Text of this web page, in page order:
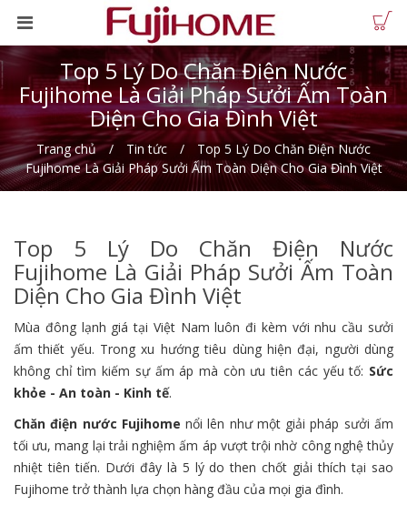
Top 5 Lý Do Chăn Điện Nước
Fujihome Là Giải Pháp Sưởi Ấm Toàn
Diện Cho Gia Đình Việt
Trang chủ Tin tức
Top 5 Lý Do Chăn Điện Nước
Fujihome Là Giải Pháp Sưởi Ấm Toàn Diện Cho Gia Đình Việt
Top 5 Lý Do Chăn Điện Nước
Fujihome Là Giải Pháp Sưởi Ấm Toàn
Diện Cho Gia Đình Việt
Mùa đông lạnh giá tại Việt Nam luôn đi kèm với nhu cầu sưởi
ấm thiết yếu. Trong xu hướng tiêu dùng hiện đại, người dùng
không chỉ tìm kiếm sự ấm áp mà còn ưu tiên các yếu tố: Sức
khỏe - An toàn - Kinh tế.
Chăn điện nước Fujihome nổi lên như một giải pháp sưởi ấm
tối ưu, mang lại trải nghiệm ấm áp vượt trội nhờ công nghệ thủy
nhiệt tiên tiến. Dưới đây là 5 lý do then chốt giải thích tại sao
Fujihome trở thành lựa chọn hàng đầu của mọi gia đình.